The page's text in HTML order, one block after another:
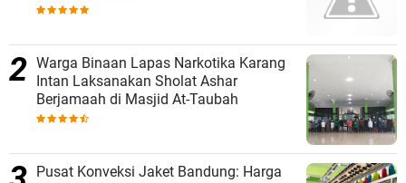
Warga Binaan Lapas Narkotika Karang
Intan Laksanakan Sholat Ashar
Berjamaah di Masjid At-Taubah
Pusat Konveksi Jaket Bandung: Harga